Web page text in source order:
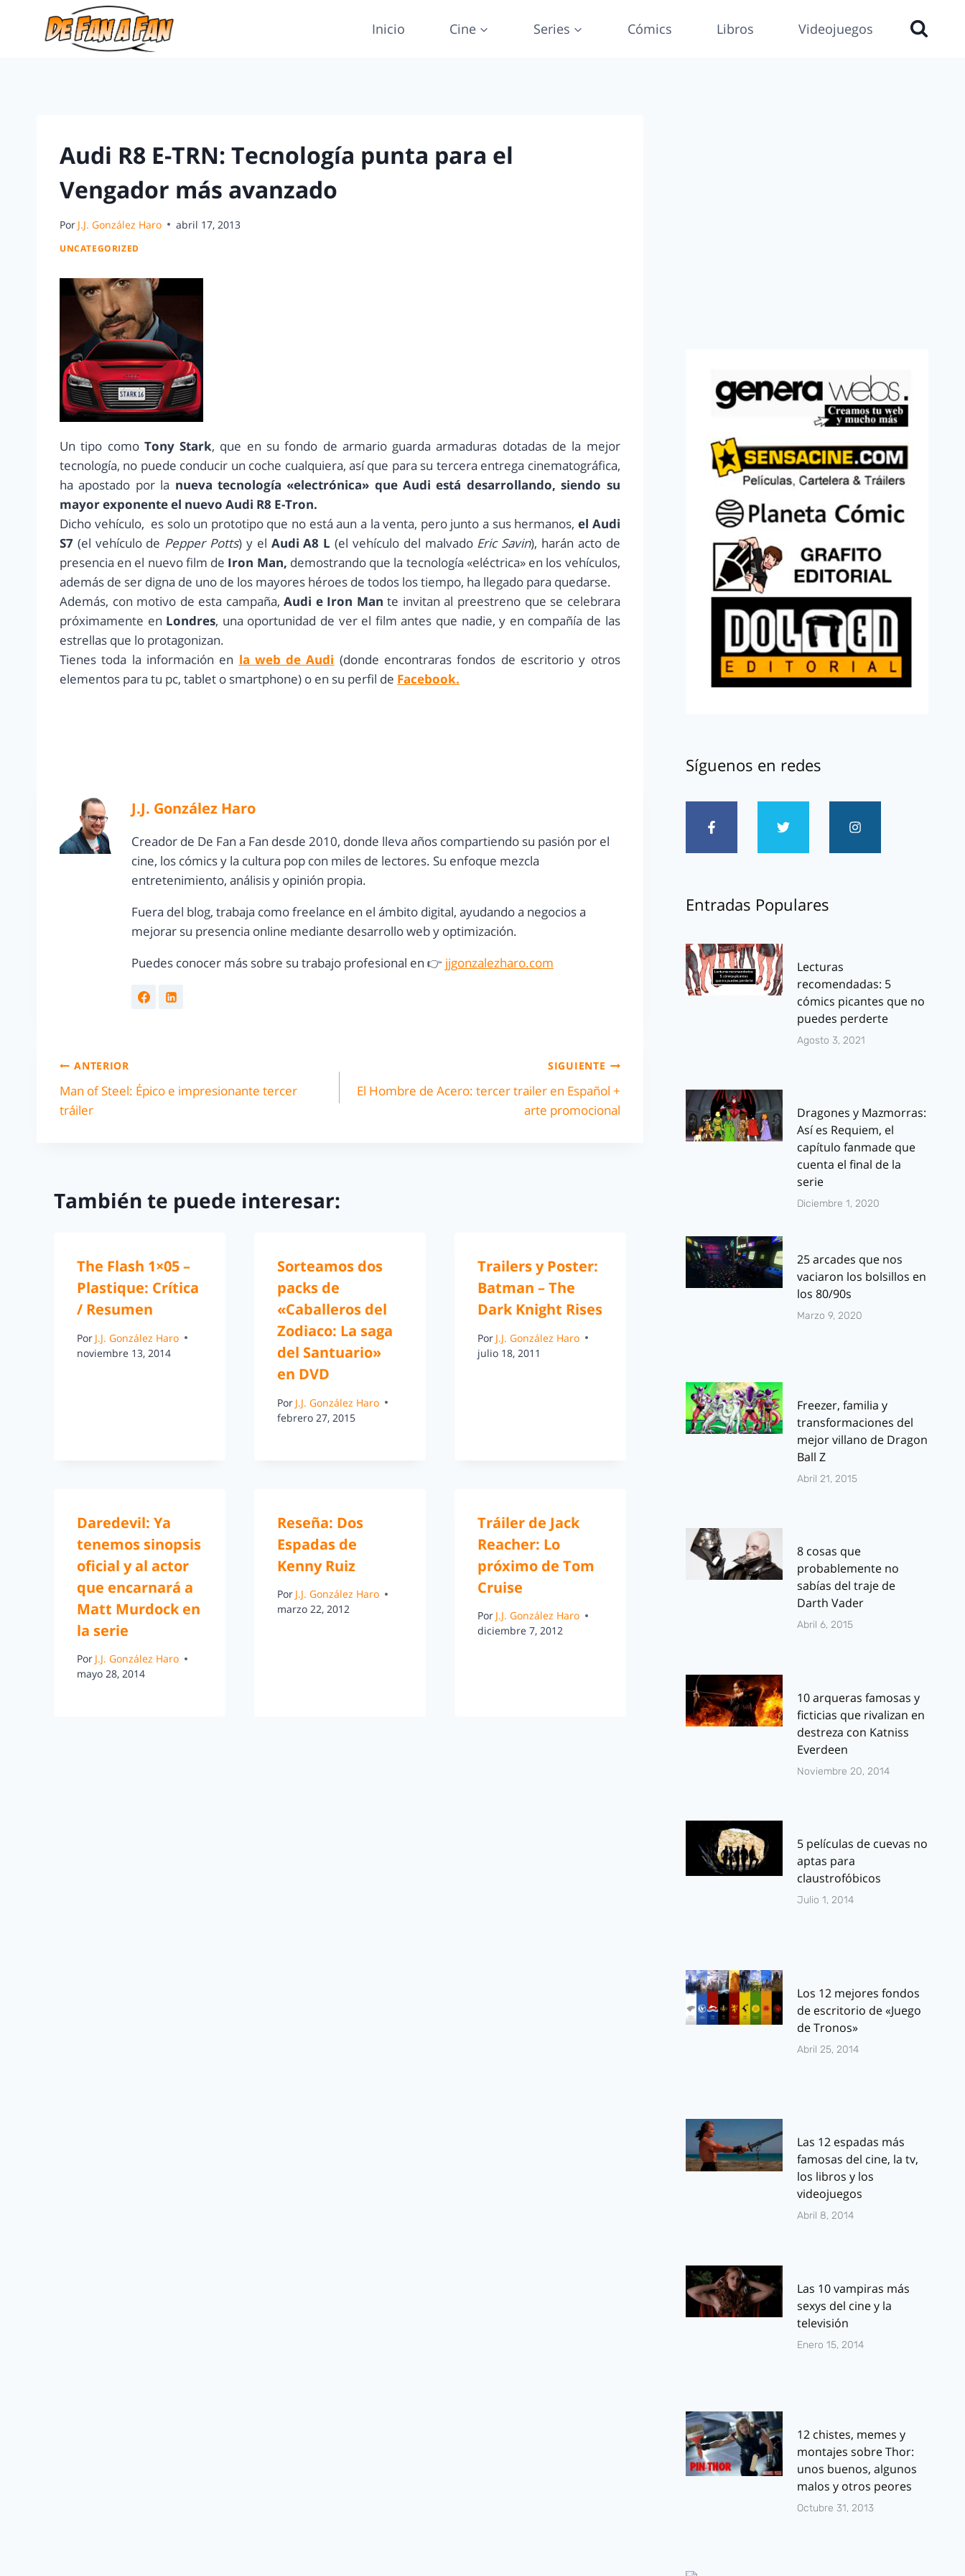
Inicio Cine Series Cómics Libros Videojuegos
Audi R8 E-TRN: Tecnología punta para el
Vengador más avanzado
Por J.J. González Haro abril 17, 2013
UNCATEGORIZED
Un tipo como Tony Stark, que en su fondo de armario guarda armaduras dotadas de la mejor
tecnología, no puede conducir un coche cualquiera, así que para su tercera entrega cinematográfica,
ha apostado por la nueva tecnología «electrónica» que Audi está desarrollando, siendo su
mayor exponente el nuevo Audi R8 E-Tron.
Dicho vehículo, es solo un prototipo que no está aun a la venta, pero junto a sus hermanos,el Audi
S7 (el vehículo de Pepper Potts) y el Audi A8 L(el vehículo del malvadoEric Savin), harán acto de
presencia en el nuevo film de Iron Man, demostrando que la tecnología «eléctrica» en los vehículos,
además de ser digna de uno de los mayores héroes de todos los tiempo, ha llegado para quedarse.
Además, con motivo de esta campaña,Audi e Iron Man te invitan al preestreno que se celebrara
próximamente en Londres, una oportunidad de ver el film antes que nadie, y en compañía de las
estrellas que lo protagonizan.
Tienes toda la información en la web de Audi (donde encontraras fondos de escritorio y otros
elementos para tu pc, tablet o smartphone) o en su perfil de Facebook.
J.J. González Haro
Creador de De Fan a Fan desde 2010, donde lleva años compartiendo su pasión por el
cine, los cómics y la cultura pop con miles de lectores. Su enfoque mezcla
entretenimiento, análisis y opinión propia.
Fuera del blog, trabaja como freelance en el ámbito digital, ayudando a negocios a
mejorar su presencia online mediante desarrollo web y optimización.
Puedes conocer más sobre su trabajo profesional en 👉 jjgonzalezharo.com
ANTERIOR
Man of Steel: Épico e impresionante tercer
tráiler
SIGUIENTE
El Hombre de Acero: tercer trailer en Español +
arte promocional
También te puede interesar:
The Flash 1×05 –
Plastique: Crítica
/ Resumen
Por J.J. González Haro
noviembre 13, 2014
Sorteamos dos
packs de
«Caballeros del
Zodiaco: La saga
del Santuario»
en DVD
Por J.J. González Haro
febrero 27, 2015
Trailers y Poster:
Batman – The
Dark Knight Rises
Por J.J. González Haro
julio 18, 2011
Daredevil: Ya
tenemos sinopsis
oficial y al actor
que encarnará a
Matt Murdock en
la serie
Por J.J. González Haro
mayo 28, 2014
Reseña: Dos
Espadas de
Kenny Ruiz
Por J.J. González Haro
marzo 22, 2012
Tráiler de Jack
Reacher: Lo
próximo de Tom
Cruise
Por J.J. González Haro
diciembre 7, 2012
Síguenos en redes
Entradas Populares
Lecturas
recomendadas: 5
cómics picantes que no
puedes perderte
Agosto 3, 2021
Dragones y Mazmorras:
Así es Requiem, el
capítulo fanmade que
cuenta el final de la
serie
Diciembre 1, 2020
25 arcades que nos
vaciaron los bolsillos en
los 80/90s
Marzo 9, 2020
Freezer, familia y
transformaciones del
mejor villano de Dragon
Ball Z
Abril 21, 2015
8 cosas que
probablemente no
sabías del traje de
Darth Vader
Abril 6, 2015
10 arqueras famosas y
ficticias que rivalizan en
destreza con Katniss
Everdeen
Noviembre 20, 2014
5 películas de cuevas no
aptas para
claustrofóbicos
Julio 1, 2014
Los 12 mejores fondos
de escritorio de «Juego
de Tronos»
Abril 25, 2014
Las 12 espadas más
famosas del cine, la tv,
los libros y los
videojuegos
Abril 8, 2014
Las 10 vampiras más
sexys del cine y la
televisión
Enero 15, 2014
12 chistes, memes y
montajes sobre Thor:
unos buenos, algunos
malos y otros peores
Octubre 31, 2013